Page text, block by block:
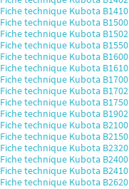
Fiche technique Kubota B1410
Fiche technique Kubota B1500
Fiche technique Kubota B1502
Fiche technique Kubota B1550
Fiche technique Kubota B1600
Fiche technique Kubota B1610
Fiche technique Kubota B1700
Fiche technique Kubota B1702
Fiche technique Kubota B1750
Fiche technique Kubota B1902
Fiche technique Kubota B2100
Fiche technique Kubota B2150
Fiche technique Kubota B2320
Fiche technique Kubota B2400
Fiche technique Kubota B2410
Fiche technique Kubota B2620